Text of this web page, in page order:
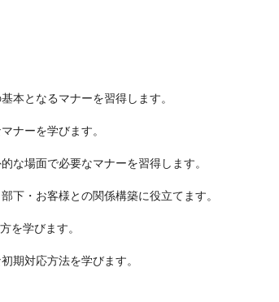
本となるマナーを習得します。
ナーを学びます。
な場面で必要なマナーを習得します。
下・お客様との関係構築に役立てます。
を学びます。
期対応方法を学びます。